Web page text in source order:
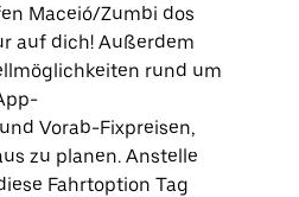
Maceió/Zumbi dos
auf dich! Außerdem
rund um
Vorab-Fixpreisen,
zu planen. Anstelle
Fahrtoption Tag